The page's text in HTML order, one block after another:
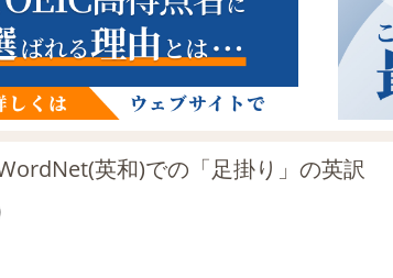
英和)での「足掛り」の英訳